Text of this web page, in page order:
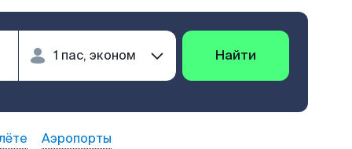
Найти
Аэропорты